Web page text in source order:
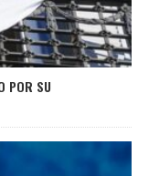
POR SU